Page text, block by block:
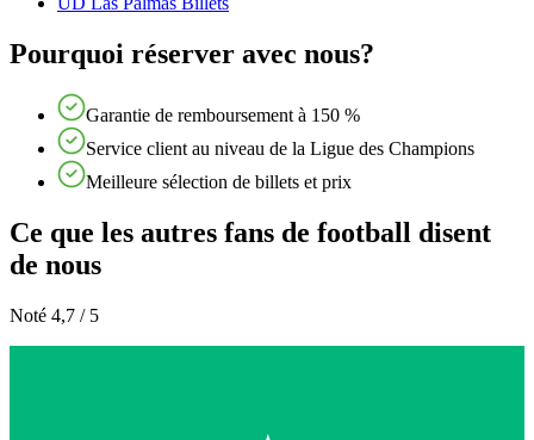
Pourquoi réserver avec nous?
Garantie de remboursement à 150 %
Service client au niveau de la Ligue des Champions
Meilleure sélection de billets et prix
Ce que les autres fans de football disent
de nous
Noté 4,7 / 5